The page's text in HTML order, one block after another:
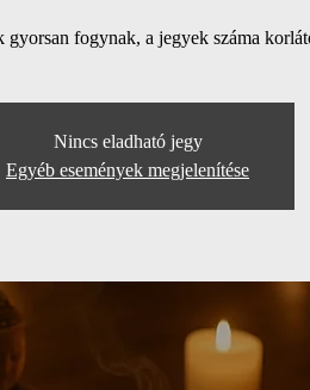
gyorsan fogynak, a jegyek száma
Nincs eladható jegy
Egyéb események megjelenítése